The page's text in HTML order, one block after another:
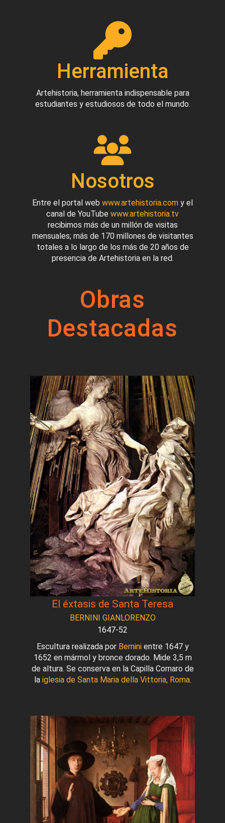
Herramienta
Artehistoria, herramienta indispensable para
estudiantes y estudiosos de todo el mundo.
Nosotros
Entre el portal web www.artehistoria.com y el
canal de YouTube www.artehistoria.tv
recibimos más de un millón de visitas
mensuales; más de 170 millones de visitantes
totales a lo largo de los más de 20 años de
presencia de Artehistoria en la red.
Obras
Destacadas
El éxtasis de Santa Teresa
BERNINI GIANLORENZO
1647-52
Escultura realizada por Berninientre 1647 y
1652 en mármol y bronce dorado. Mide 3,5 m
de altura. Se conserva en la Capilla Cornaro de
la iglesia de Santa Maria della Vittoria, Roma.